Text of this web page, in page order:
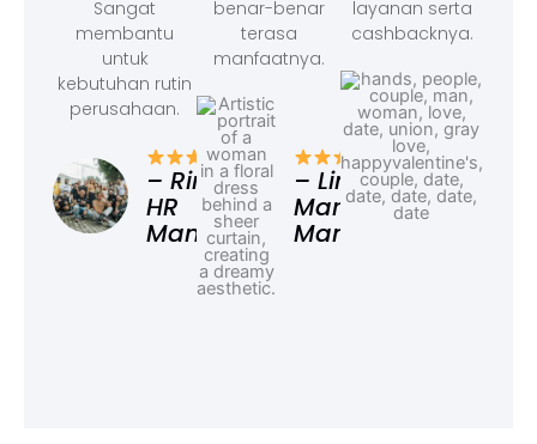
Sangat
membantu
untuk
kebutuhan rutin
perusahaan.
– Rina,
HR
Manager
benar-benar
terasa
manfaatnya.
– Linda,
Marketing
Manager
layanan serta
cashbacknya.